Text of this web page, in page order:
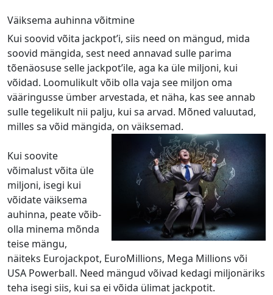
Väiksema auhinna võitmine
Kui soovid võita jackpot’i, siis need on mängud, mida
soovid mängida, sest need annavad sulle parima
tõenäosuse selle jackpot’ile, aga ka üle miljoni, kui
võidad. Loomulikult võib olla vaja see miljon oma
vääringusse ümber arvestada, et näha, kas see annab
sulle tegelikult nii palju, kui sa arvad. Mõned valuutad,
milles sa võid mängida, on väiksemad.
Kui soovite
võimalust võita üle
miljoni, isegi kui
võidate väiksema
auhinna, peate võib-
olla minema mõnda
teise mängu,
näiteks Eurojackpot, EuroMillions, Mega Millions või
USA Powerball. Need mängud võivad kedagi miljonäriks
teha isegi siis, kui sa ei võida ülimat jackpotit.